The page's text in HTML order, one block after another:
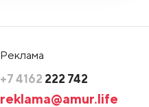
Реклама
+7 4162 222 742
reklama@amur.life